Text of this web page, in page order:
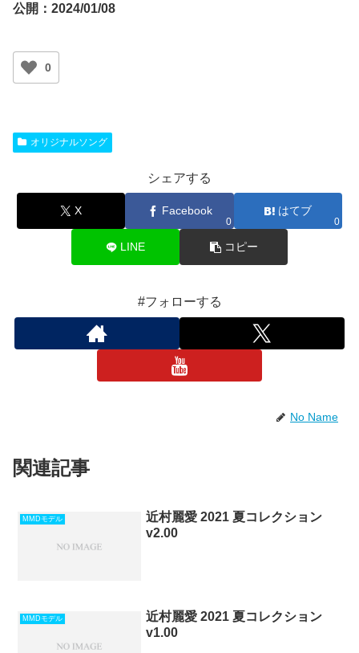
公開： 2024/01/08
0
オリジナルソング
シェアする
X Facebook
0
はてブ
0
LINE コピー
#フォローする
No Name
関連記事
MMDモデル
近村麗愛 2021 夏コレクション
v2.00
MMDモデル
近村麗愛 2021 夏コレクション
v1.00